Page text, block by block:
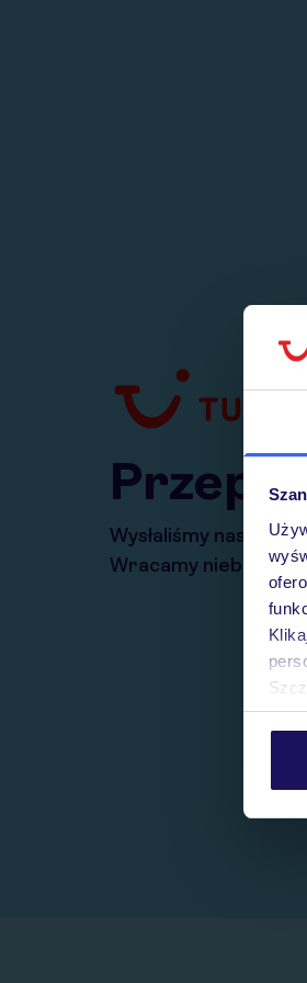
Wysłaliśmy nasz
Wracamy niebawem!